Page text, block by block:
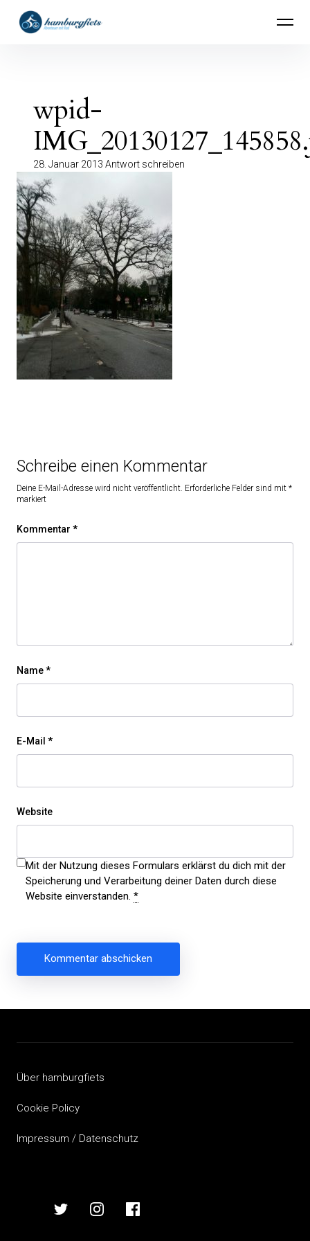
überspringen
hamburgfiets – Abenteuer mit Rad
wpid-
28. Januar 2013 Antwort schreiben
Schreibe einen Kommentar
Deine E-Mail-Adresse wird nicht veröffentlicht. Erforderliche Felder sind mit *
markiert
Kommentar *
Name*
E-Mail *
Website
Mit der Nutzung dieses Formulars erklärst du dich mit der
Speicherung und Verarbeitung deiner Daten durch diese
Website einverstanden. *
Über hamburgfiets
Cookie Policy
Impressum / Datenschutz
hamburgfietshamburgfiets
auf
hamburgfiets
auf
hamburgfiets
auf